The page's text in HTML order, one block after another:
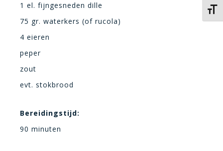
1 el. fijngesneden dille
75 gr. waterkers (of rucola)
4 eieren
peper
zout
evt. stokbrood
Bereidingstijd:
90 minuten